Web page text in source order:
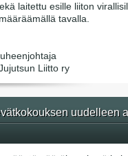
laitettu esille liiton
tavalla.
Liitto ry
uudelleen